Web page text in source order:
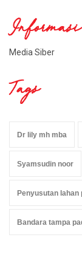
Informasi
Media Siber
Tags
Dr lily mh mba
Syamsudin noor
Penyusutan lahan
Bandara tampa